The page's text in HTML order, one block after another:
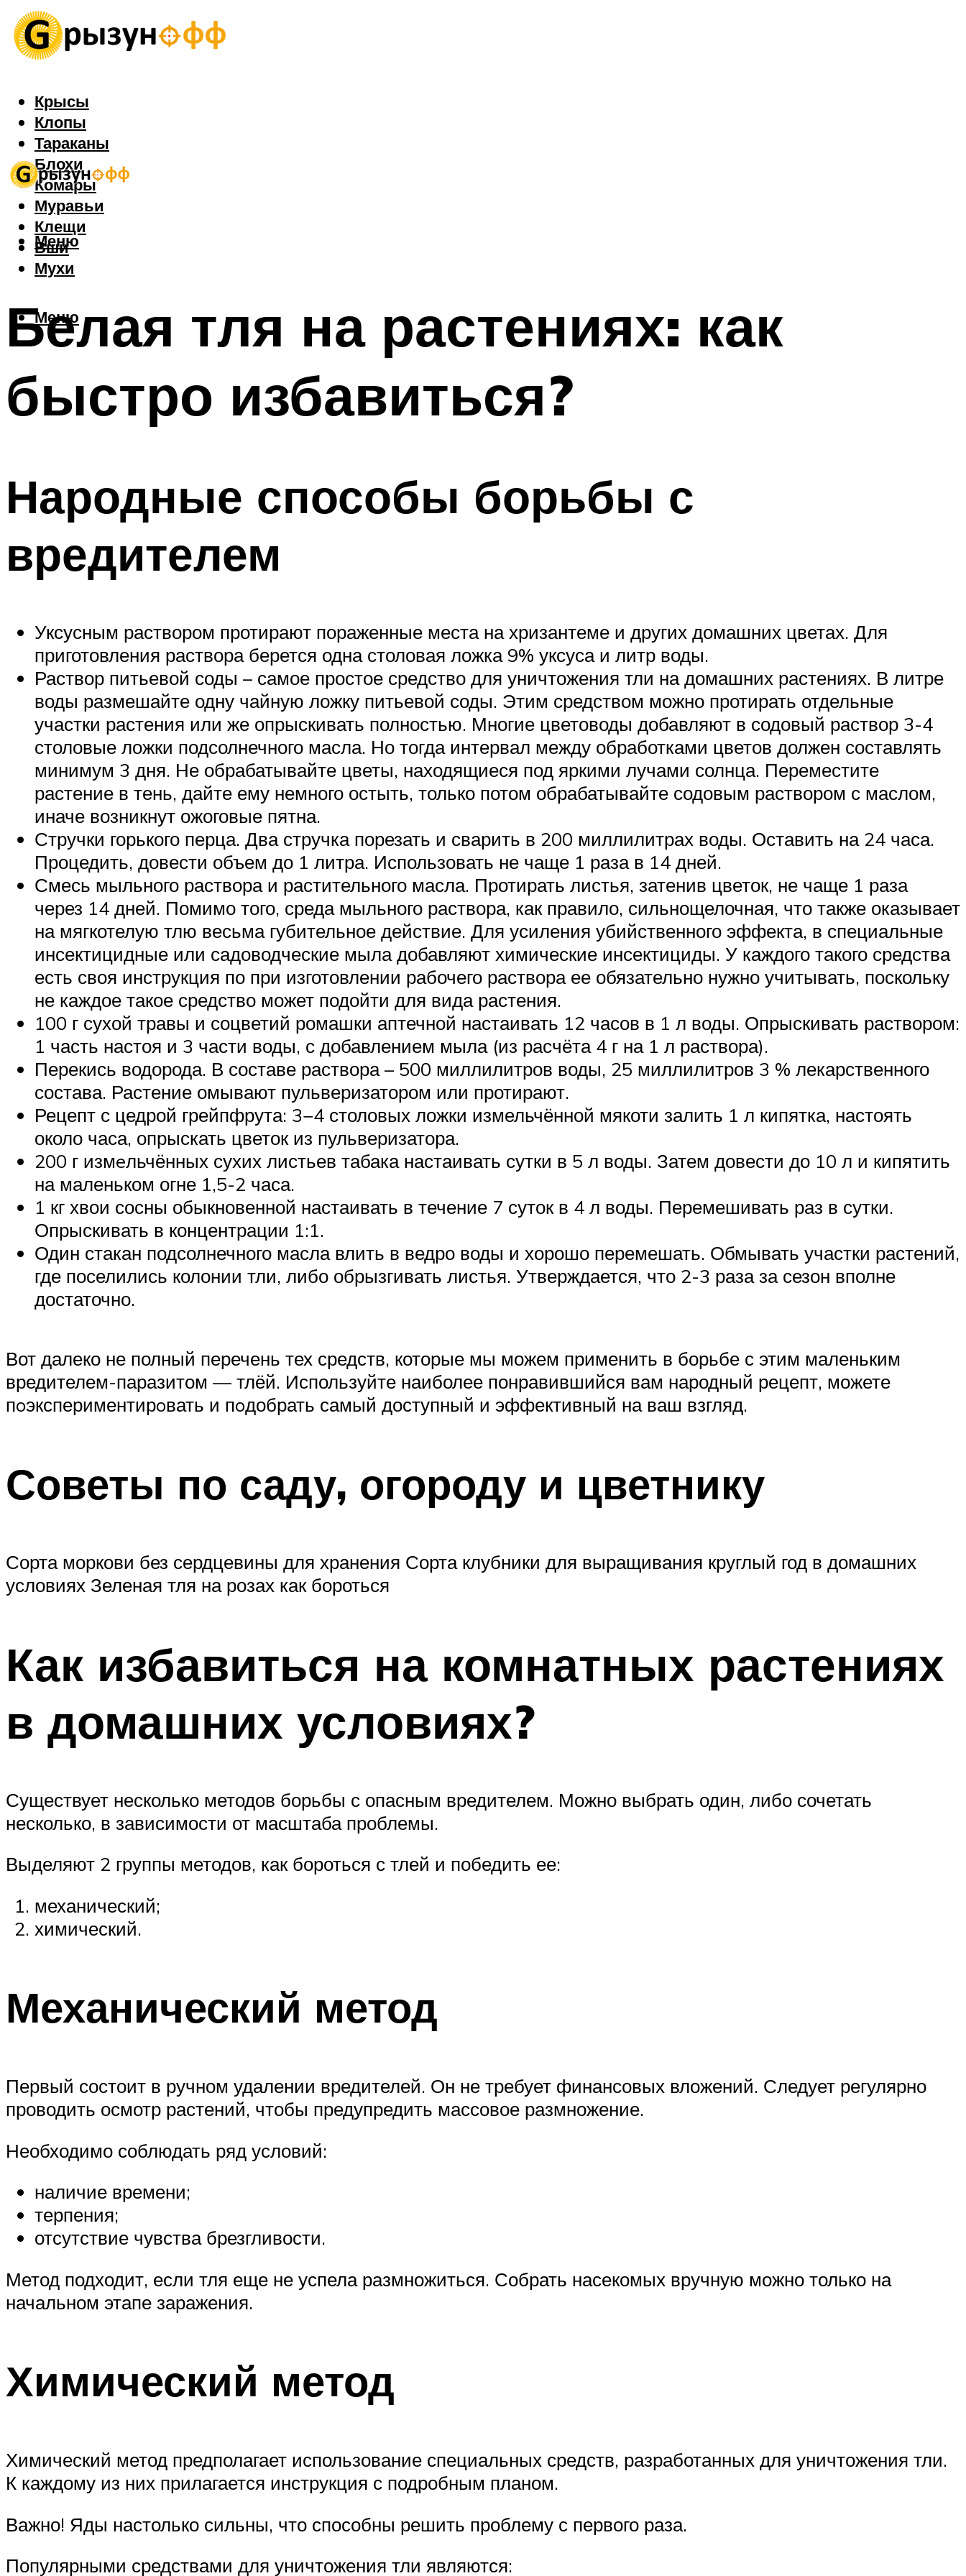
Крысы
Клопы
Тараканы
Блохи
Комары
Муравьи
Клещи
Вши
Мухи
Меню
Меню
Белая тля на растениях: как
быстро избавиться?
Народные способы борьбы с
вредителем
Уксусным раствором протирают пораженные места на хризантеме и других домашних цветах. Для
приготовления раствора берется одна столовая ложка 9% уксуса и литр воды.
Раствор питьевой соды – самое простое средство для уничтожения тли на домашних растениях. В литре
воды размешайте одну чайную ложку питьевой соды. Этим средством можно протирать отдельные
участки растения или же опрыскивать полностью. Многие цветоводы добавляют в содовый раствор 3-4
столовые ложки подсолнечного масла. Но тогда интервал между обработками цветов должен составлять
минимум 3 дня. Не обрабатывайте цветы, находящиеся под яркими лучами солнца. Переместите
растение в тень, дайте ему немного остыть, только потом обрабатывайте содовым раствором с маслом,
иначе возникнут ожоговые пятна.
Стручки горького перца. Два стручка порезать и сварить в 200 миллилитрах воды. Оставить на 24 часа.
Процедить, довести объем до 1 литра. Использовать не чаще 1 раза в 14 дней.
Смесь мыльного раствора и растительного масла. Протирать листья, затенив цветок, не чаще 1 раза
через 14 дней. Помимо того, среда мыльного раствора, как правило, сильнощелочная, что также оказывает
на мягкотелую тлю весьма губительное действие. Для усиления убийственного эффекта, в специальные
инсектицидные или садоводческие мыла добавляют химические инсектициды. У каждого такого средства
есть своя инструкция по при изготовлении рабочего раствора ее обязательно нужно учитывать, поскольку
не каждое такое средство может подойти для вида растения.
100 г сухой травы и соцветий ромашки аптечной настаивать 12 часов в 1 л воды. Опрыскивать раствором:
1 часть настоя и 3 части воды, с добавлением мыла (из расчёта 4 г на 1 л раствора).
Перекись водорода. В составе раствора – 500 миллилитров воды, 25 миллилитров 3 % лекарственного
состава. Растение омывают пульверизатором или протирают.
Рецепт с цедрой грейпфрута: 3−4 столовых ложки измельчённой мякоти залить 1 л кипятка, настоять
около часа, опрыскать цветок из пульверизатора.
200 г измeльчённых сухих листьев табака настаивать сутки в 5 л воды. Затем довести до 10 л и кипятить
на маленьком огне 1,5-2 часа.
1 кг хвои сосны обыкновенной настаивать в течение 7 суток в 4 л воды. Перемешивать раз в сутки.
Опрыскивать в концентрации 1:1.
Один стакан подсолнечного масла влить в ведро воды и хорошо перемешать. Обмывать участки растений,
где поселились колонии тли, либо обрызгивать листья. Утверждается, что 2-3 раза за сезон вполне
достаточно.
Вот далеко не полный перечень тех средств, которые мы можем применить в борьбе с этим маленьким
вредителем-паразитом — тлёй. Используйте наиболее понравившийся вам народный рецепт, можете
пoэкспериментирoвать и пoдобрать самый доступный и эффективный на ваш взгляд.
Советы по саду, огороду и цветнику
Сорта моркови без сердцевины для хранения Сорта клубники для выращивания круглый год в домашних
условиях Зеленая тля на розах как бороться
Как избавиться на комнатных растениях
в домашних условиях?
Существует несколько методов борьбы с опасным вредителем. Можно выбрать один, либо сочетать
несколько, в зависимости от масштаба проблемы.
Выделяют 2 группы методов, как бороться с тлей и победить ее:
механический;
химический.
Механический метод
Первый состоит в ручном удалении вредителей. Он не требует финансовых вложений. Следует регулярно
проводить осмотр растений, чтобы предупредить массовое размножение.
Необходимо соблюдать ряд условий:
наличие времени;
терпения;
отсутствие чувства брезгливости.
Метод подходит, если тля еще не успела размножиться. Собрать насекомых вручную можно только на
начальном этапе заражения.
Химический метод
Химический метод предполагает использование специальных средств, разработанных для уничтожения тли.
К каждому из них прилагается инструкция с подробным планом.
Важно! Яды настолько сильны, что способны решить проблему с первого раза.
Популярными средствами для уничтожения тли являются: